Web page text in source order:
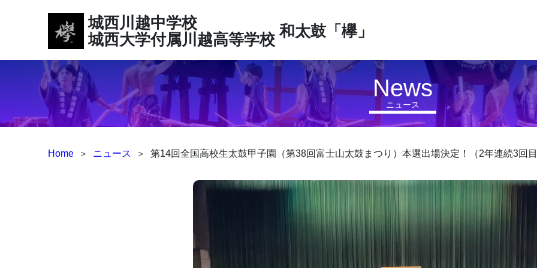
城西川越中学校
城西大学付属川越高等学校 和太鼓「欅」
ニュース
News
Home ＞ ニュース ＞ 第14回全国高校生太鼓甲子園（第38回富士山太鼓まつり）本選出場決定！（2年連続3回